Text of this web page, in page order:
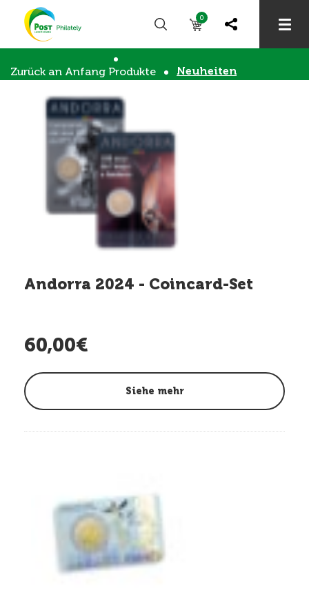
0
Zurück an Anfang Produkte Neuheiten
Andorra 2024 - Coincard-Set
60,00€
Siehe mehr